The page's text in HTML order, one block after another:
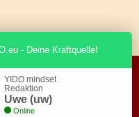
dass wir
Website bieten.
erklären wir Dir, wie
- Deine Kraftquelle!
YIDO mindset
Redaktion
Uwe (uw)
Online